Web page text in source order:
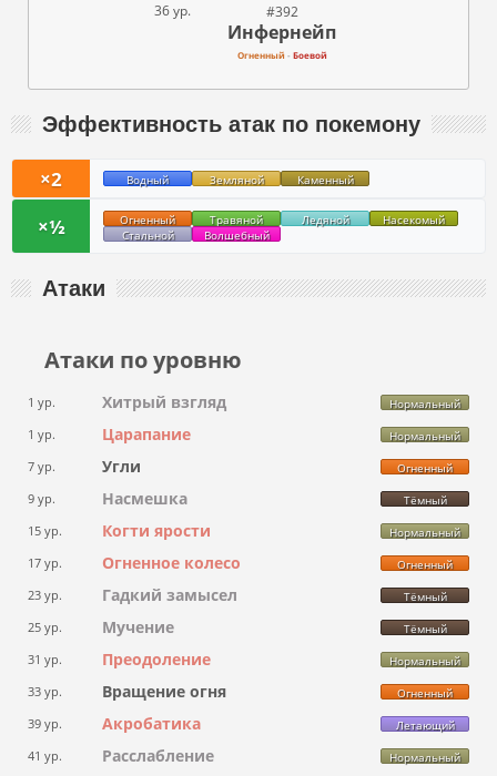
36 ур. #392
Инфернейп
Огненный- Боевой
Эффективность атак по покемону
×2 Водный Земляной Каменный
×½ Огненный Травяной Ледяной
Насекомый
Стальной
Волшебный
Атаки
Атаки по уровню
1 ур. Хитрый взгляд Нормальный
1 ур. Царапание Нормальный
7 ур. Угли Огненный
9 ур. Насмешка Тёмный
15 ур. Когти ярости Нормальный
17 ур. Огненное колесо Огненный
23 ур. Гадкий замысел Тёмный
25 ур. Мучение Тёмный
31 ур. Преодоление Нормальный
33 ур. Вращение огня Огненный
39 ур. Акробатика Летающий
41 ур. Расслабление Нормальный